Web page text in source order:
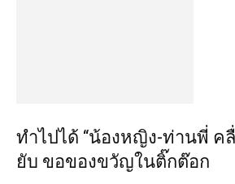
ทำไปได้ “น้องหญิง-ท่านพี่ ค
ยับ ขอของขวัญในติ๊กต๊อก